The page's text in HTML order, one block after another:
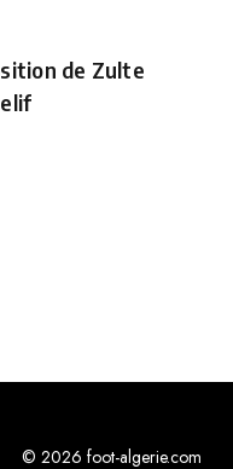
de Zulte
© 2026 foot-algerie.com